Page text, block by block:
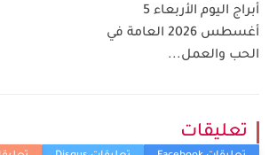
أبراج اليوم الأربعاء 5
أغسطس 2026 العامة في
الحب والعمل...
تعليقات